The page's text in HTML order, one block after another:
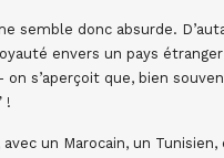
semble donc absurde.
envers un pays
on s’aperçoit que, bien
!
un Marocain, un Tunisien,